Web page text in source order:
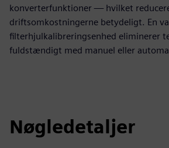
konverterfunktioner — hvilket
driftsomkostningerne betydeligt. En
filterhjulkalibreringsenhed eliminerer
fuldstændigt med manuel eller
Nøgledetaljer